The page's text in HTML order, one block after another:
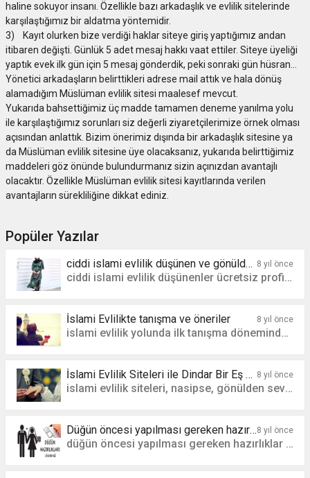
haline sokuyor insanı. Özellikle bazı arkadaşlık ve evlilik sitelerinde
karşılaştığımız bir aldatma yöntemidir.
3) Kayıt olurken bize verdiği haklar siteye giriş yaptığımız andan
itibaren değişti. Günlük 5 adet mesaj hakkı vaat ettiler. Siteye üyeliği
yaptık evek ilk gün için 5 mesaj gönderdik, peki sonraki gün hüsran…
Yönetici arkadaşların belirttikleri adrese mail attık ve hala dönüş
alamadığım Müslüman evlilik sitesi maalesef mevcut.
Yukarıda bahsettiğimiz üç madde tamamen deneme yanılma yolu
ile karşılaştığımız sorunları siz değerli ziyaretçilerimize örnek olması
açısından anlattık. Bizim önerimiz dışında bir arkadaşlık sitesine ya
da Müslüman evlilik sitesine üye olacaksanız, yukarıda belirttiğimiz
maddeleri göz önünde bulundurmanız sizin açınızdan avantajlı
olacaktır. Özellikle Müslüman evlilik sitesi kayıtlarında verilen
avantajların sürekliliğine dikkat ediniz.
Popüler Yazılar
8 yıl önce
ciddi islami evlilik düşünen ve gönülden sevenler topluluğu
ciddi islami evlilik düşünenler ücretsiz profil oluşturup ilan verebilir.
8 yıl önce
İslami Evlilikte tanışma ve öneriler
islami evlilik yolunda ilk tanışma döneminden aynı evi paylaşma dönemine kadar geçecek olan sürede
8 yıl önce
İslami Evlilik Siteleri ile Dindar Bir Eş Bulabilir miyim?
islami evlilik siteleri, nasipse, gönülden sevenler
8 yıl önce
Düğün öncesi yapılması gereken hazırlıklar
düğün öncesi yapılması gereken hazırlıklar nelerdir